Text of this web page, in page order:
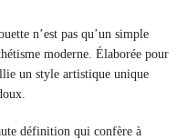
n’est pas qu’un simple
moderne. Élaborée pour
un style artistique unique
définition qui confère à